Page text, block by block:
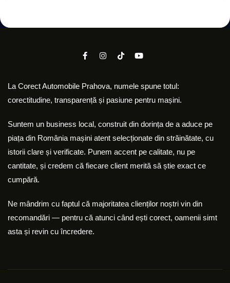
La Corect Automobile Prahova, numele spune totul:
corectitudine, transparență și pasiune pentru mașini.
Suntem un business local, construit din dorința de a aduce pe
piața din România mașini atent selecționate din străinătate, cu
istorii clare și verificate. Punem accent pe calitate, nu pe
cantitate, și credem că fiecare client merită să știe exact ce
cumpără.
Ne mândrim cu faptul că majoritatea clienților noștri vin din
recomandări — pentru că atunci când ești corect, oamenii simt
asta și revin cu încredere.